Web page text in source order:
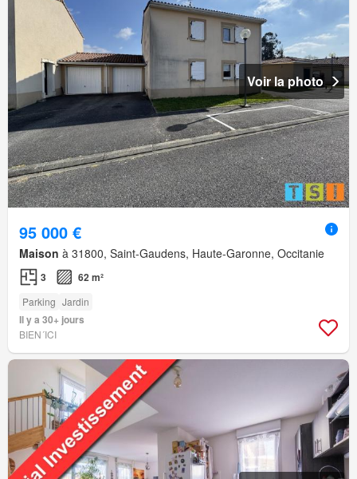
Voir la photo
95 000 €
Maison à 31800, Saint-Gaudens, Haute-Garonne, Occitanie
3 62 m²
Parking Jardin
Il y a 30+ jours
BIEN´ICI